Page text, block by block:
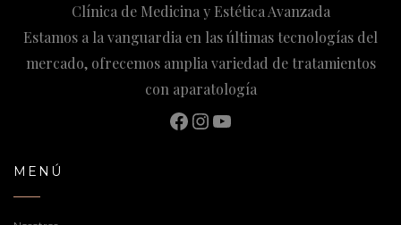
Clínica de Medicina y Estética Avanzada
Estamos a la vanguardia en las últimas tecnologías del
mercado, ofrecemos amplia variedad de tratamientos
con aparatología
Facebook
Instagram
YouTube
MENÚ